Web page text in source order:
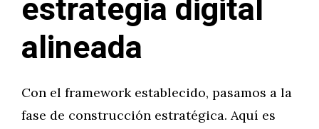
estrategia digital
alineada
Con el framework establecido, pasamos a la
fase de construcción estratégica. Aquí es